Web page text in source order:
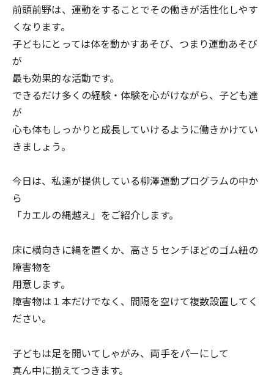
前頭前野は、運動をすることでその働きが活性化しやす
くなります。
子どもにとっては体を動かすあそび、つまり運動あそび
が
最も効果的な活動です。
できるだけ多くの経験・体験を心がけながら、子ども達
が
心も体もしっかりと成長していけるように働きかけてい
きましょう。
今日は、私達が提供している柳澤運動プログラムの中か
ら
「カエルの縄越え」をご紹介します。
床に横向きに縄を置くか、高さ５センチほどのゴム紐の
障害物を
用意します。
障害物は１本だけでなく、間隔を空けて複数設置してく
ださい。
子どもは足を開いてしゃがみ、両手をパーにして
真ん中に揃えてつきます。